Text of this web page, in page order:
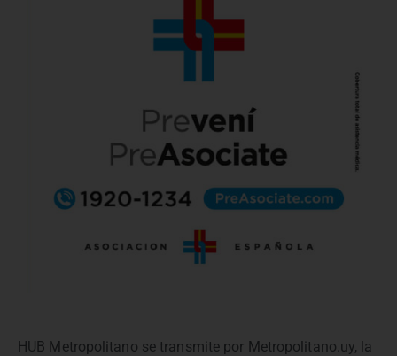
HUB Metropolitano se transmite por Metropolitano.uy, la